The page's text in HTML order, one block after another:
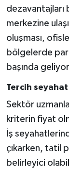
dezavantajları
merkezine
oluşması,
bölgelerde
başında
Tercih
Sektör
kriterin fiyat
İş
çıkarken, tatil
belirleyici